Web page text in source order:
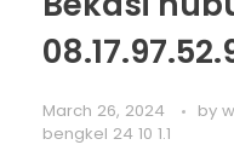
March 26, 2024 by
bengkel 24 10 1.1